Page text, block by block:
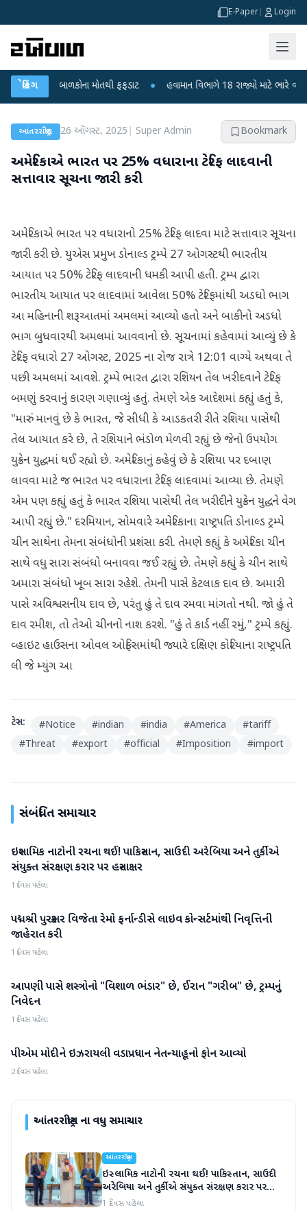
E-Paper Login
બ્રેકિંગ
6 બાળકોના મોતથી ફફડાટ ● હવામાન વિભાગે 18 રાજ્યો માટે ભારે વરસાદની
આંતરરાષ્ટ્રીય 26 ઑગસ્ટ, 2025 Super Admin Bookmark
અમેરિકાએ ભારત પર 25% વધારાના ટેરિફ લાદવાની
સત્તાવાર સૂચના જારી કરી
અમેરિકાએ ભારત પર વધારાનો 25% ટેરિફ લાદવા માટે સત્તાવાર સૂચના
જારી કરી છે. યુએસ પ્રમુખ ડોનાલ્ડ ટ્રમ્પે 27 ઓગસ્ટથી ભારતીય
આયાત પર 50% ટેરિફ લાદવાની ધમકી આપી હતી. ટ્રમ્પ દ્વારા
ભારતીય આયાત પર લાદવામાં આવેલા 50% ટેરિફમાંથી અડધો ભાગ
આ મહિનાની શરૂઆતમાં અમલમાં આવ્યો હતો અને બાકીનો અડધો
ભાગ બુધવારથી અમલમાં આવવાનો છે. સૂચનામાં કહેવામાં આવ્યું છે કે
ટેરિફ વધારો 27 ઓગસ્ટ, 2025 ના રોજ રાત્રે 12:01 વાગ્યે અથવા તે
પછી અમલમાં આવશે. ટ્રમ્પે ભારત દ્વારા રશિયન તેલ ખરીદવાને ટેરિફ
બમણું કરવાનું કારણ ગણાવ્યું હતું. તેમણે એક આદેશમાં કહ્યું હતું કે,
"મારું માનવું છે કે ભારત, જે સીધી કે આડકતરી રીતે રશિયા પાસેથી
તેલ આયાત કરે છે, તે રશિયાને ભંડોળ મેળવી રહ્યું છે જેનો ઉપયોગ
યુક્રેન યુદ્ધમાં થઈ રહ્યો છે. અમેરિકાનું કહેવું છે કે રશિયા પર દબાણ
લાવવા માટે જ ભારત પર વધારાના ટેરિફ લાદવામાં આવ્યા છે. તેમણે
એમ પણ કહ્યું હતું કે ભારત રશિયા પાસેથી તેલ ખરીદીને યુક્રેન યુદ્ધને વેગ
આપી રહ્યું છે." દરમિયાન, સોમવારે અમેરિકાના રાષ્ટ્રપતિ ડોનાલ્ડ ટ્રમ્પે
ચીન સાથેના તેમના સંબંધોની પ્રશંસા કરી. તેમણે કહ્યું કે અમેરિકા ચીન
સાથે વધુ સારા સંબંધો બનાવવા જઈ રહ્યું છે. તેમણે કહ્યું કે ચીન સાથે
અમારા સંબંધો ખૂબ સારા રહેશે. તેમની પાસે કેટલાક દાવ છે. અમારી
પાસે અવિશ્વસનીય દાવ છે, પરંતુ હું તે દાવ રમવા માંગતો નથી. જો હું તે
દાવ રમીશ, તો તેઓ ચીનનો નાશ કરશે. "હું તે કાર્ડ નહીં રમું," ટ્રમ્પે કહ્યું.
વ્હાઇટ હાઉસના ઓવલ ઓફિસમાંથી જ્યારે દક્ષિણ કોરિયાના રાષ્ટ્રપતિ
લી જે મ્યુંગ આ
ટેગ્સ: #Notice #indian #india #America #tariff
#Threat #export #official #Imposition #import
સંબંધિત સમાચાર
આંતરરાષ્ટ્રીય
ઇસ્લામિક નાટોની રચના થઈ! પાકિસ્તાન, સાઉદી અરેબિયા અને તુર્કીએ
સંયુક્ત સંરક્ષણ કરાર પર હસ્તાક્ષર
1 દિવસ પહેલા
આંતરરાષ્ટ્રીય
પદ્મશ્રી પુરસ્કાર વિજેતા રેમો ફર્નાન્ડીસે લાઇવ કોન્સર્ટમાંથી નિવૃત્તિની
જાહેરાત કરી
1 દિવસ પહેલા
આંતરરાષ્ટ્રીય
આપણી પાસે શસ્ત્રોનો "વિશાળ ભંડાર" છે, ઈરાન "ગરીબ" છે, ટ્રમ્પનું
નિવેદન
1 દિવસ પહેલા
આંતરરાષ્ટ્રીય
પીએમ મોદીને ઇઝરાયલી વડાપ્રધાન નેતન્યાહૂનો ફોન આવ્યો
2 દિવસ પહેલા
આંતરરાષ્ટ્રીયના વધુ સમાચાર
આંતરરાષ્ટ્રીય
ઇસ્લામિક નાટોની રચના થઈ! પાકિસ્તાન, સાઉદી
અરેબિયા અને તુર્કીએ સંયુક્ત સંરક્ષણ કરાર પર
હસ્તાક્ષર
1 દિવસ પહેલા